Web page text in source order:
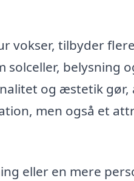
vokser, tilbyder
belysning
og æstetik gør,
men også et
eller en mere